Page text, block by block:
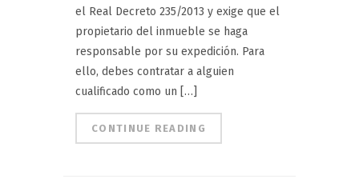
el Real Decreto 235/2013 y exige que el
propietario del inmueble se haga
responsable por su expedición. Para
ello, debes contratar a alguien
cualificado como un […]
CONTINUE READING